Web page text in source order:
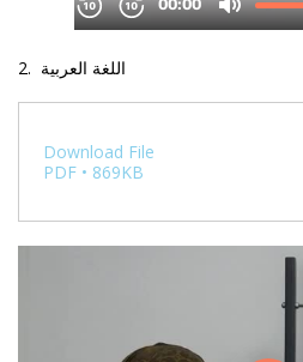
2. اللغة العربية
Download File
PDF • 869KB